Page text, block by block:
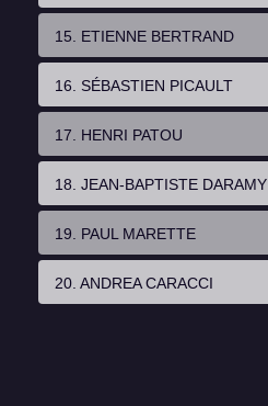
15. ETIENNE BERTRAND
16. SÉBASTIEN PICAULT
17. HENRI PATOU
18. JEAN-BAPTISTE DARAMY
19. PAUL MARETTE
20. ANDREA CARACCI